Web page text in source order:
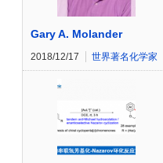
Gary A. Molander
2018/12/17 世界著名化学家